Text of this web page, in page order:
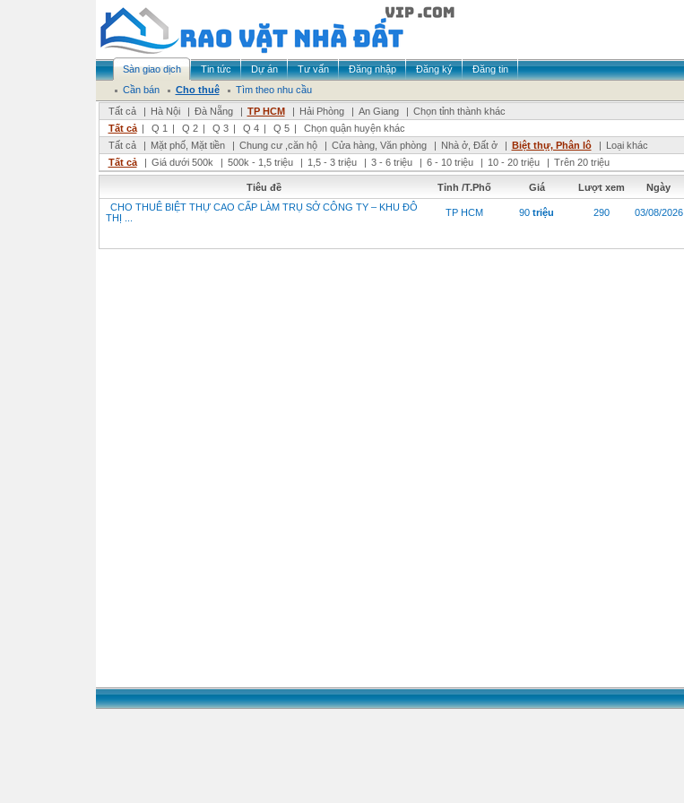
Sàn giao dịch Tin tức Dự án Tư vấn Đăng nhập Đăng ký
Đăng tin
Cần bán
Cho thuê
Tìm theo nhu cầu
Tất cả
| Hà Nội | Đà Nẵng | TP HCM | Hải Phòng | An Giang | Chọn tỉnh thành khác
Tất cả | Q 1 | Q 2 | Q 3 | Q 4 | Q 5 |
Chọn quận huyện khác
Tất cả
| Mặt phố, Mặt tiền | Chung cư ,căn hộ | Cửa hàng, Văn phòng | Nhà ở, Đất ở | Biệt thự, Phân lô | Loại khác
Tất cả
| Giá dưới 500k | 500k - 1,5 triệu | 1,5 - 3 triệu | 3 - 6 triệu | 6 - 10 triệu | 10 - 20 triệu | Trên 20 triệu
Tiêu đề Tỉnh /T.Phố Giá Lượt xem
Ngày
CHO THUÊ BIỆT THỰ CAO CẤP LÀM TRỤ SỞ CÔNG TY – KHU ĐÔ
THỊ ...
TP HCM 90 triệu 290 03/08/2026